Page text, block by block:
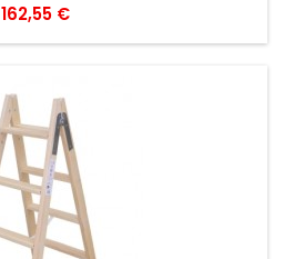
Precio
162,55 €